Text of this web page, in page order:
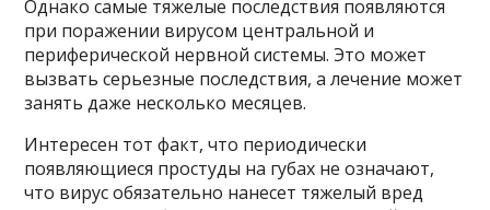
Однако самые тяжелые последствия появляются
при поражении вирусом центральной и
периферической нервной системы. Это может
вызвать серьезные последствия, а лечение может
занять даже несколько месяцев.
Интересен тот факт, что периодически
появляющиеся простуды на губах не означают,
что вирус обязательно нанесет тяжелый вред